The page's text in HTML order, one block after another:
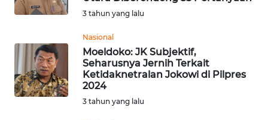
3 tahun yang lalu
Nasional
Moeldoko: JK Subjektif,
Seharusnya Jernih Terkait
Ketidaknetralan Jokowi di Pilpres
2024
3 tahun yang lalu
KALTARA
WN
KALSEL